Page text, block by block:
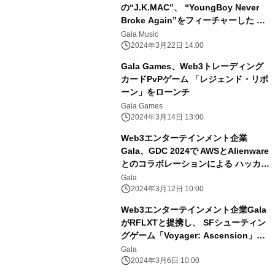
の“J.K.MAC”、 “YoungBoy Never
Broke Again”をフィーチャーした ニ
ュー・シングル「Swear」をGala
Musicから独占リリースへ
Gala Music
2024年3月22日 14:00
Gala Games、Web3トレーディング
カードPvPゲーム 「レジェンド・リボ
ーン」をローンチ
Gala Games
2024年3月14日 13:00
Web3エンターテインメント企業
Gala、GDC 2024で AWSとAlienware
とのコラボレーションによる ハッカソ
ンの開催を発表
Gala
2024年3月12日 10:00
Web3エンターテインメント企業Gala
がRFLXTと提携し、 SFシューティン
グゲーム「Voyager: Ascension」へ
の GalaChainの導入を発表
Gala
2024年3月6日 10:00